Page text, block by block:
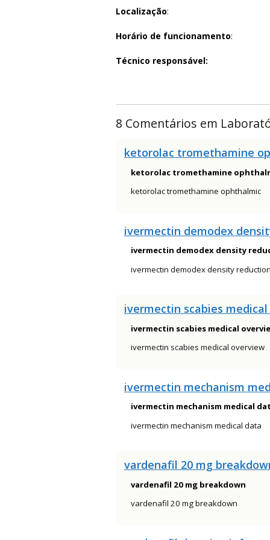
Localização:
Horário de funcionamento:
Técnico responsável:
8 Comentários em
ketorolac tromethamine
ketorolac tromethamine
ketorolac tromethamine ophthalmic
ivermectin demodex
ivermectin demodex density
ivermectin demodex density
ivermectin scabies
ivermectin scabies medical
ivermectin scabies medical overview
ivermectin mechanism
ivermectin mechanism medical
ivermectin mechanism medical data
vardenafil 20 mg
vardenafil 20 mg breakdown
vardenafil 20 mg breakdown